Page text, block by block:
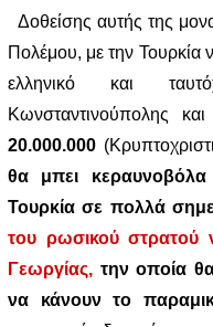
Δοθείσης αυτής της
Πολέμου, με την Τουρκία
ελληνικό και
Κωνσταντινούπολης
20.000.000
θα μπει
Τουρκία σε πολλά
του ρωσικού στρατού
Γεωργίας, την οποία
να κάνουν το